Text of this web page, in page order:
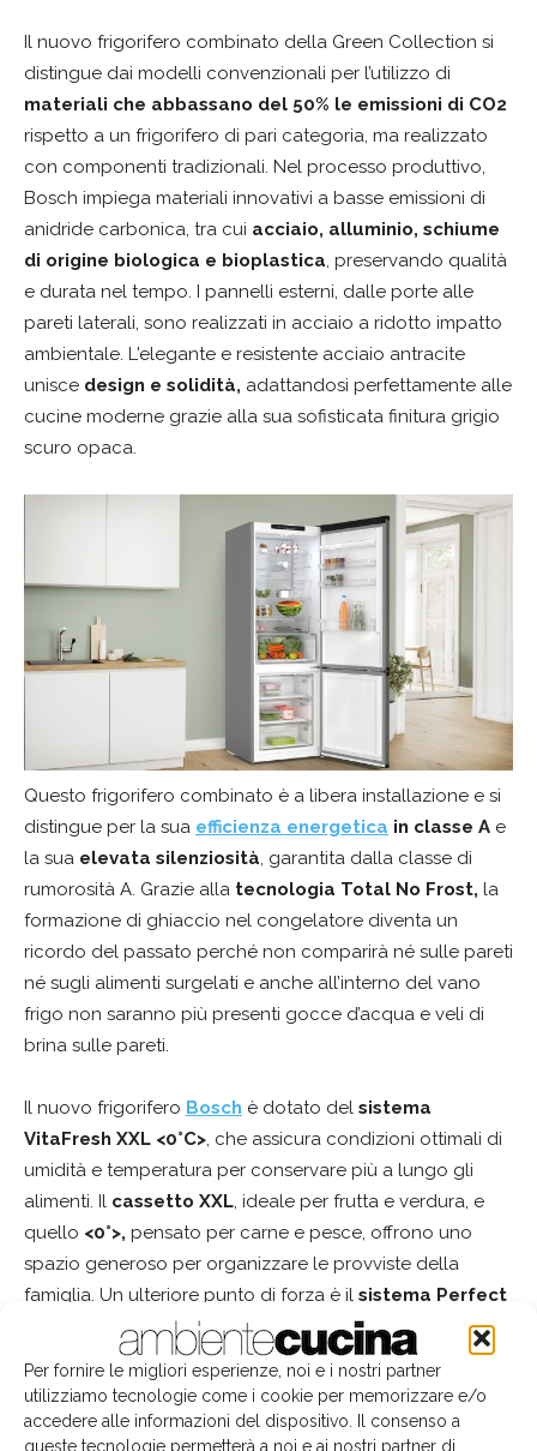
Per fornire le migliori esperienze, noi e i nostri partner
utilizziamo tecnologie come i cookie per memorizzare e/o
accedere alle informazioni del dispositivo. Il consenso a
queste tecnologie permetterà a noi e ai nostri partner di
Il nuovo frigorifero combinato della Green Collection si
distingue dai modelli convenzionali per l’utilizzo di
materiali che abbassano del 50% le emissioni di CO2
rispetto a un frigorifero di pari categoria, ma realizzato
con componenti tradizionali. Nel processo produttivo,
Bosch impiega materiali innovativi a basse emissioni di
anidride carbonica, tra cui acciaio, alluminio, schiume
di origine biologica e bioplastica, preservando qualità
e durata nel tempo. I pannelli esterni, dalle porte alle
pareti laterali, sono realizzati in acciaio a ridotto impatto
ambientale. L'elegante e resistente acciaio antracite
unisce design e solidità, adattandosi perfettamente alle
cucine moderne grazie alla sua sofisticata finitura grigio
scuro opaca.
Questo frigorifero combinato è a libera installazione e si
distingue per la sua efficienza energetica in classe A e
la sua elevata silenziosità, garantita dalla classe di
rumorosità A. Grazie alla tecnologia Total No Frost, la
formazione di ghiaccio nel congelatore diventa un
ricordo del passato perché non comparirà né sulle pareti
né sugli alimenti surgelati e anche all’interno del vano
frigo non saranno più presenti gocce d’acqua e veli di
brina sulle pareti.
Il nuovo frigorifero Bosch è dotato del sistema
VitaFresh XXL <0°C>, che assicura condizioni ottimali di
umidità e temperatura per conservare più a lungo gli
alimenti. Il cassetto XXL, ideale per frutta e verdura, e
quello <0°>, pensato per carne e pesce, offrono uno
spazio generoso per organizzare le provviste della
famiglia. Un ulteriore punto di forza è il sistema Perfect
, che permette di posizionare il frigorifero direttamente
a ridosso di pareti e mobili. Inoltre, con la porta aperta a
90°, l’estrazione e la pulizia dei cassetti risultano semplici
e senza difficoltà.